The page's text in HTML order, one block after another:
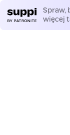
Spraw,
więcej